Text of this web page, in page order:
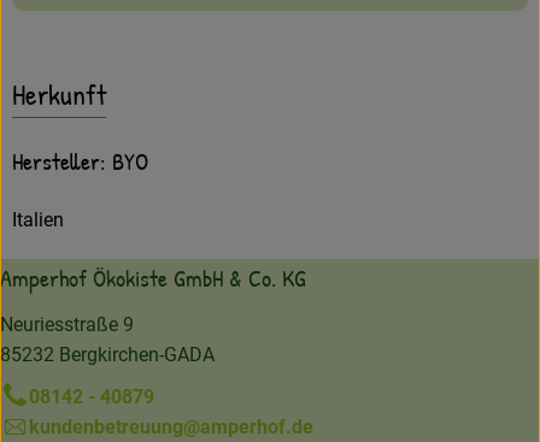
Herkunft
Hersteller: BYO
Italien
Amperhof Ökokiste GmbH & Co. KG
Neuriesstraße 9
85232 Bergkirchen-GADA
08142 - 40879
kundenbetreuung@amperhof.de